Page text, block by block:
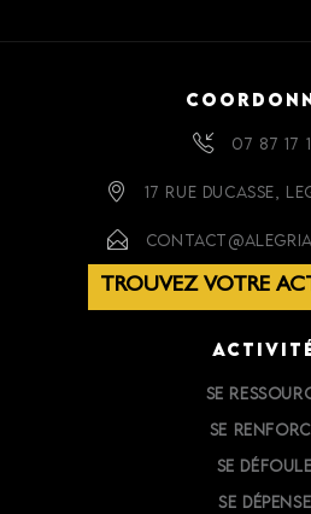
07 87 17
17 RUE DUCASSE,
TROUVEZ VOTRE
SE
SE
SE
SE